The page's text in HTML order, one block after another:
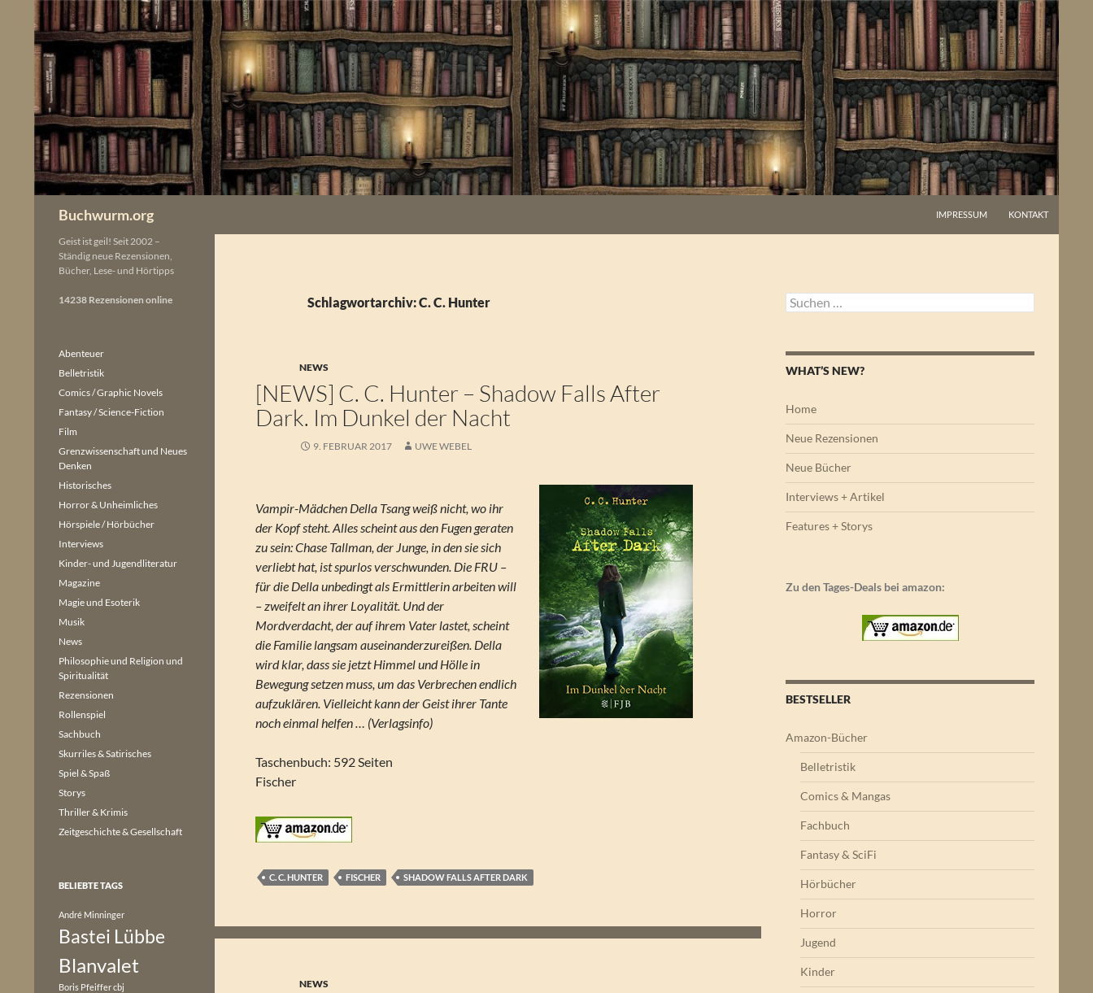
springen
Buchwurm.org IMPRESSUM KONTAKT
Schlagwortarchiv: C. C. Hunter
NEWS
[NEWS] C. C. Hunter – Shadow Falls After
Dark. Im Dunkel der Nacht
9. FEBRUAR 2017 UWE WEBEL
Vampir-Mädchen Della Tsang weiß nicht, wo ihr
der Kopf steht. Alles scheint aus den Fugen geraten
zu sein: Chase Tallman, der Junge, in den sie sich
verliebt hat, ist spurlos verschwunden. Die FRU –
für die Della unbedingt als Ermittlerin arbeiten will
– zweifelt an ihrer Loyalität. Und der
Mordverdacht, der auf ihrem Vater lastet, scheint
die Familie langsam auseinanderzureißen. Della
wird klar, dass sie jetzt Himmel und Hölle in
Bewegung setzen muss, um das Verbrechen endlich
aufzuklären. Vielleicht kann der Geist ihrer Tante
noch einmal helfen … (Verlagsinfo)
Taschenbuch: 592 Seiten
Fischer
C. C. HUNTER FISCHER SHADOW FALLS AFTER DARK
NEWS
Suchen
nach:
WHAT’S NEW?
Home
Neue Rezensionen
Neue Bücher
Interviews + Artikel
Features + Storys
Zu den Tages-Deals bei amazon:
BESTSELLER
Amazon-Bücher
Belletristik
Comics & Mangas
Fachbuch
Fantasy & SciFi
Hörbücher
Horror
Jugend
Kinder
Geist ist geil! Seit 2002 –
Ständig neue Rezensionen,
Bücher, Lese- und Hörtipps
14238 Rezensionen online
Abenteuer
Belletristik
Comics / Graphic Novels
Fantasy / Science-Fiction
Film
Grenzwissenschaft und Neues
Denken
Historisches
Horror & Unheimliches
Hörspiele / Hörbücher
Interviews
Kinder- und Jugendliteratur
Magazine
Magie und Esoterik
Musik
News
Philosophie und Religion und
Spiritualität
Rezensionen
Rollenspiel
Sachbuch
Skurriles & Satirisches
Spiel & Spaß
Storys
Thriller & Krimis
Zeitgeschichte & Gesellschaft
BELIEBTE TAGS
André Minninger
Bastei Lübbe
Blanvalet
Boris Pfeiffercbj